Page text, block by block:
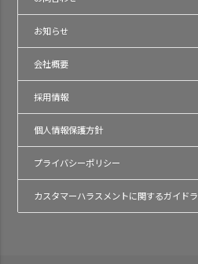
お知らせ
会社概要
採用情報
個人情報保護方針
プライバシーポリシー
カスタマーハラスメントに関するガイド